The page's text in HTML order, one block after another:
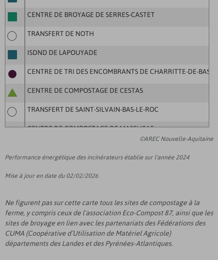
CENTRE DE BROYAGE DE SERRES-CASTET
TRANSFERT DE NOTH
ISDND DE LAPOUYADE
CENTRE DE TRI DES ENCOMBRANTS DE CHARRITTE-DE-BAS
CENTRE DE COMPOSTAGE DE CESTAS
TRANSFERT DE SAINT-SILVAIN-BAS-LE-ROC
CENTRE DE COMPOSTAGE DE MASSUGAS
CENTRE DE COMPOSTAGE DE MIGNE
CENTRE DE TRI DE SAINTE-BAZEILLE
CENTRE DE TRI DAE DE LA ROCHELLE (PAPREC)
©AREC Nouvelle-Aquitaine
Performance énergétique des incinérateurs établie sur l'année 2024
Mise à jour en date du 02/02/2026
Ne figurent pas sur cette carte tous les sites de compostage à la
ferme, y compris ceux de l'association Eco-Compost 87, ainsi que les
sites de broyage en lien avec les partenariats des Fédérations des
CUMA (Coopérative d’Utilisation de Matériel Agricole)
départements des Landes et des Pyrénées-Atlantiques.